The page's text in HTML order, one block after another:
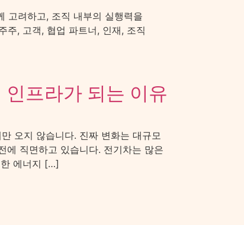
고려하고, 조직 내부의 실행력을
주, 고객, 협업 파트너, 인재, 조직
프라가 되는 이유
오지 않습니다. 진짜 변화는 대규모
에 직면하고 있습니다. 전기차는 많은
한 에너지 […]